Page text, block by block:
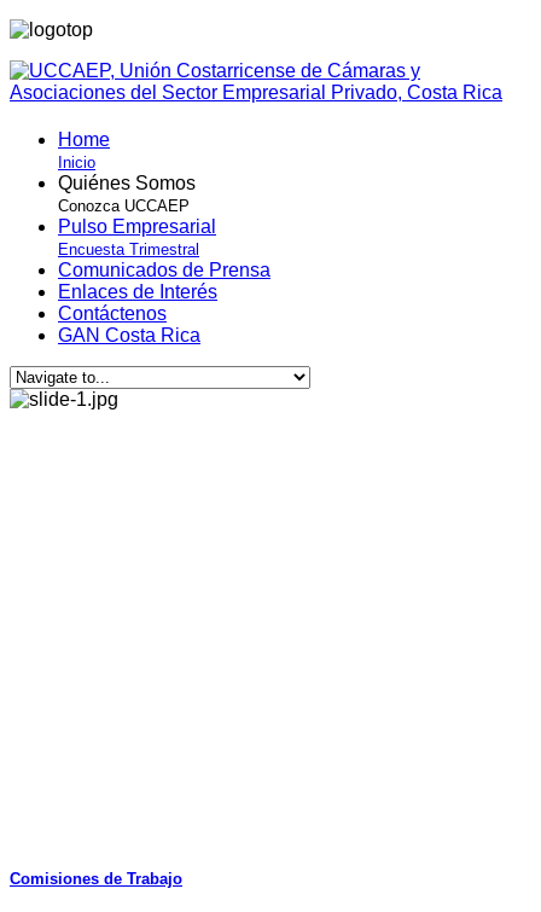
Home
Inicio
Quiénes Somos
Conozca UCCAEP
Pulso Empresarial
Encuesta Trimestral
Comunicados de Prensa
Enlaces de Interés
Contáctenos
GAN Costa Rica
Comisiones de Trabajo